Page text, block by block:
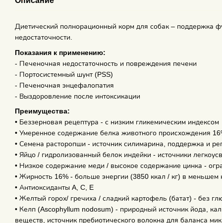
Диетический полнорационный корм для собак – поддержка
недостаточности.
Показания к применению:
- Печеночная недостаточность и повреждения печени
- Портосистемный шунт (PSS)
- Печеночная энцефалопатия
- Выздоровление после интоксикации
Преимущества:
• Беззерновая рецептура - с низким гликемическим индексом
• Умеренное содержание белка животного происхождения
• Семена расторопши - источник силимарина, поддержка и
• Яйцо / гидролизованный белок индейки - источники
• Низкое содержание меди / высокое содержание цинка -
• Жирность 16% - больше энергии (3850 ккал / кг) в меньшем
• Антиоксиданты A, C, E
• Желтый горох/ гречиха / сладкий картофель (батат) - без
• Келп (Ascophyllum nodosum) - природный источник йода,
веществ, источник пребиотического волокна для баланса